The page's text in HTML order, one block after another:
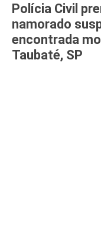
Polícia Civil
namorado
encontrada
Taubaté, SP